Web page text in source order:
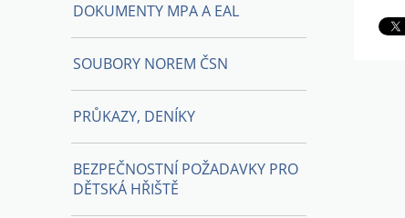
DOKUMENTY MPA A EAL
SOUBORY NOREM ČSN
PRŮKAZY, DENÍKY
BEZPEČNOSTNÍ POŽADAVKY PRO
DĚTSKÁ HŘIŠTĚ